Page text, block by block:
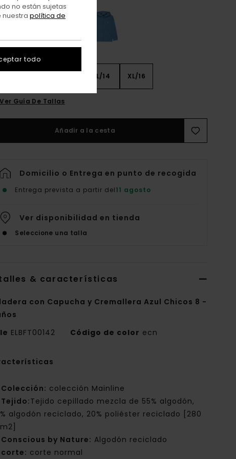
L/14 XL/16
Ver Guía De Tallas
Añadir a la cesta
Domicilio o Entrega en punto de recogida
Entrega prevista a partir del11 agosto
Ver disponibilidad en tienda
Seleccione una talla
& características
con Capucha y Cremallera Azul Chicos 8 -
ELBFT00142 Código de color ecn
Colección: colección Mainline
Tejido:Tejido cepillado mezcla de 55% algodón,
algodón reciclado, 20% poliéster reciclado [280
Conscious by Nature: Algodón reciclado
corte: corte normal
no están sujetas
nuestra política de
todo